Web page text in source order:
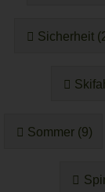
Sicherheit
Sommer (9)